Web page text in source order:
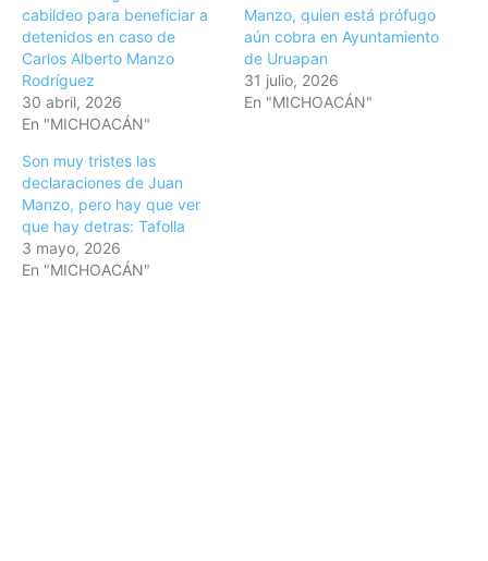
cabildeo para beneficiar a
detenidos en caso de
Carlos Alberto Manzo
Rodríguez
30 abril, 2026
En "MICHOACÁN"
Manzo, quien está prófugo
aún cobra en Ayuntamiento
de Uruapan
31 julio, 2026
En "MICHOACÁN"
Son muy tristes las
declaraciones de Juan
Manzo, pero hay que ver
que hay detras: Tafolla
3 mayo, 2026
En "MICHOACÁN"